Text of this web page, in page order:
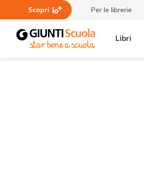
Scopri Per le librerie
Libri